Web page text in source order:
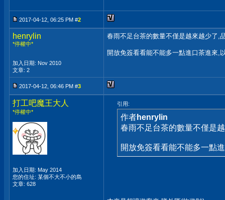
2017-04-12, 06:25 PM #2
henrylin
*停權中*
加入日期: Nov 2010
文章: 2
春雨不足台茶的數量不僅是越來越少了,
開放免簽看看能不能多一點進口茶進來,
2017-04-12, 06:46 PM #3
打工吧魔王大人
*停權中*
加入日期: May 2014
您的住址: 某個不大不小的島
文章: 628
引用:
作者henrylin
春雨不足台茶的數量不僅是
開放免簽看看能不能多一點